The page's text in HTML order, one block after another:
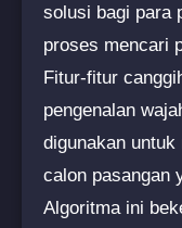
solusi bagi para
proses mencari
Fitur-fitur
pengenalan
digunakan untuk
calon pasangan
Algoritma ini